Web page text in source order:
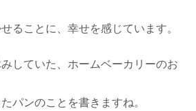
ることに、幸せを感じています。
していた、ホームベーカリーのお
パンのことを書きますね。